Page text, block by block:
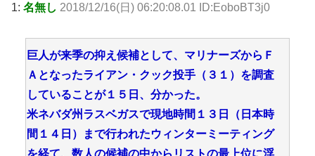
1: 名無し 2018/12/16(日) 06:20:08.01 ID:EoboBT3j0
巨人が来季の抑え候補として、マリナーズからＦ
Ａとなったライアン・クック投手（３１）を調査
していることが１５日、分かった。
米ネバダ州ラスベガスで現地時間１３日（日本時
間１４日）まで行われたウィンターミーティング
を経て、数人の候補の中からリストの最上位に浮